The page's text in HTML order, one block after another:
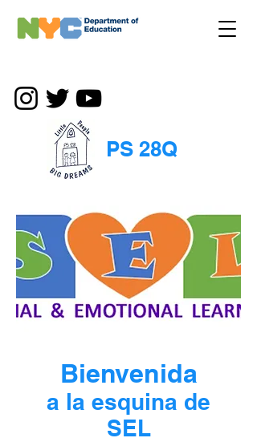
PS 28Q
Bienvenida
a la esquina de
SEL